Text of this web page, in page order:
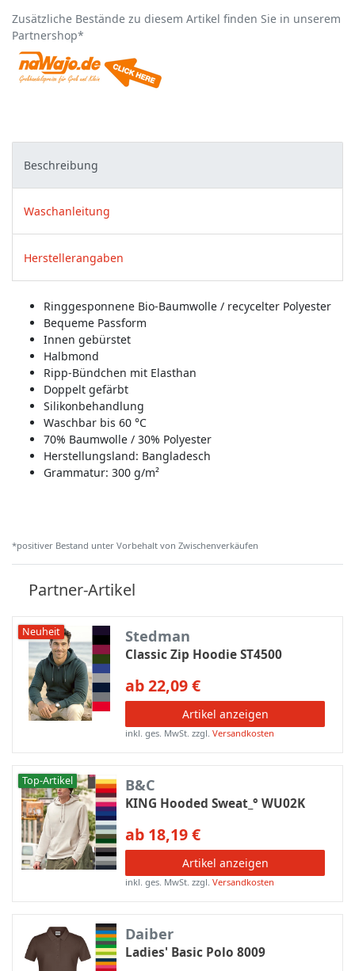
Zusätzliche Bestände zu diesem Artikel finden Sie in unserem
Partnershop*
Beschreibung
Waschanleitung
Herstellerangaben
Ringgesponnene Bio-Baumwolle / recycelter Polyester
Bequeme Passform
Innen gebürstet
Halbmond
Ripp-Bündchen mit Elasthan
Doppelt gefärbt
Silikonbehandlung
Waschbar bis 60 °C
70% Baumwolle / 30% Polyester
Herstellungsland: Bangladesch
Grammatur: 300 g/m²
*positiver Bestand unter Vorbehalt von Zwischenverkäufen
Partner-Artikel
Neuheit Stedman
Classic Zip Hoodie ST4500
ab 22,09 €
Artikel anzeigen
inkl. ges. MwSt. zzgl.Versandkosten
Top-Artikel B&C
KING Hooded Sweat_° WU02K
ab 18,19 €
Artikel anzeigen
inkl. ges. MwSt. zzgl.Versandkosten
Daiber
Ladies' Basic Polo 8009